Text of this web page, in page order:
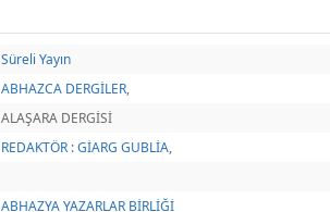
Süreli Yayın
ABHAZCA DERGİLER,
ALAŞARA DERGİSİ
REDAKTÖR : GİARG GUBLİA,
ABHAZYA YAZARLAR BİRLİĞİ